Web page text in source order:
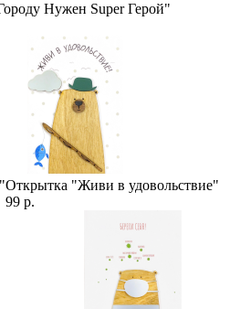
Нужен Super Герой"
Открытка "Живи в удовольствие"
99 р.